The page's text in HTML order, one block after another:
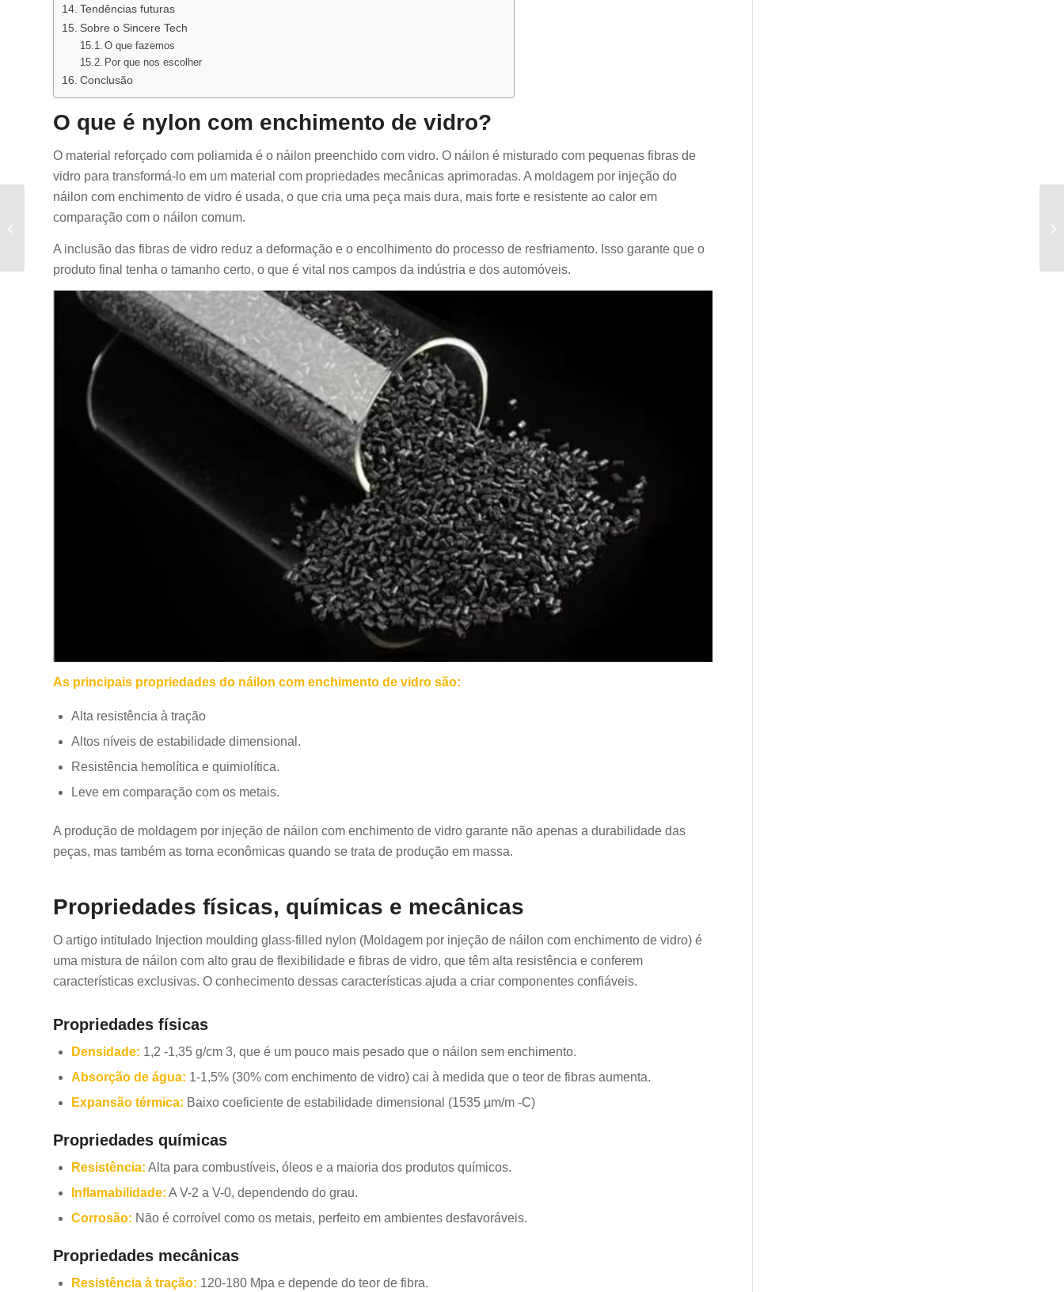
Tendências futuras
Sobre o Sincere Tech
O que fazemos
Por que nos escolher
Conclusão
O que é nylon com enchimento de vidro?
O material reforçado com poliamida é o náilon preenchido com vidro. O náilon é misturado com pequenas fibras de
vidro para transformá-lo em um material com propriedades mecânicas aprimoradas. A moldagem por injeção do
náilon com enchimento de vidro é usada, o que cria uma peça mais dura, mais forte e resistente ao calor em
comparação com o náilon comum.
A inclusão das fibras de vidro reduz a deformação e o encolhimento do processo de resfriamento. Isso garante que o
produto final tenha o tamanho certo, o que é vital nos campos da indústria e dos automóveis.
As principais propriedades do náilon com enchimento de vidro são:
Alta resistência à tração
Altos níveis de estabilidade dimensional.
Resistência hemolítica e quimiolítica.
Leve em comparação com os metais.
A produção de moldagem por injeção de náilon com enchimento de vidro garante não apenas a durabilidade das
peças, mas também as torna econômicas quando se trata de produção em massa.
Propriedades físicas, químicas e mecânicas
O artigo intitulado Injection moulding glass-filled nylon (Moldagem por injeção de náilon com enchimento de vidro) é
uma mistura de náilon com alto grau de flexibilidade e fibras de vidro, que têm alta resistência e conferem
características exclusivas. O conhecimento dessas características ajuda a criar componentes confiáveis.
Propriedades físicas
Densidade: 1,2 -1,35 g/cm 3, que é um pouco mais pesado que o náilon sem enchimento.
Absorção de água: 1-1,5% (30% com enchimento de vidro) cai à medida que o teor de fibras aumenta.
Expansão térmica: Baixo coeficiente de estabilidade dimensional (1535 µm/m -C)
Propriedades químicas
Resistência: Alta para combustíveis, óleos e a maioria dos produtos químicos.
Inflamabilidade: A V-2 a V-0, dependendo do grau.
Corrosão: Não é corroível como os metais, perfeito em ambientes desfavoráveis.
Propriedades mecânicas
Resistência à tração: 120-180 Mpa e depende do teor de fibra.
Moldagem por injeção
de metal: um guia para
fabricação